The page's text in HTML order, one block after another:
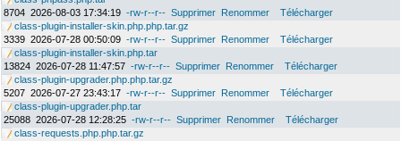
8704 2026-08-03 17:34:19 -rw-r--r-- Supprimer Renommer
Télécharger
class-plugin-installer-skin.php.php.tar.gz
3339 2026-07-28 00:50:09 -rw-r--r-- Supprimer Renommer
Télécharger
class-plugin-installer-skin.php.tar
13824 2026-07-28 11:47:57 -rw-r--r-- Supprimer Renommer
Télécharger
class-plugin-upgrader.php.php.tar.gz
5207 2026-07-27 23:43:17 -rw-r--r-- Supprimer Renommer
Télécharger
class-plugin-upgrader.php.tar
25088 2026-07-28 12:28:25 -rw-r--r-- Supprimer Renommer
Télécharger
class-requests.php.php.tar.gz